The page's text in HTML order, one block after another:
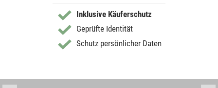
Inklusive Käuferschutz
Geprüfte Identität
Schutz persönlicher Daten